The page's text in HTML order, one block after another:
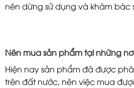
nên dừng sử dụng và khám bác
Nên mua sản phẩm tại những
Hiện nay sản phẩm đã được
trên đất nước, nên việc mua